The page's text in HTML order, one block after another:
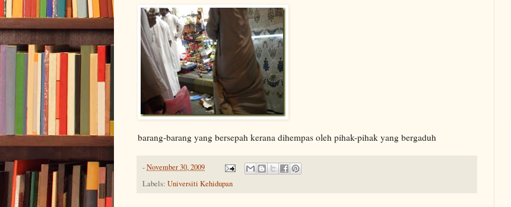
barang-barang yang bersepah kerana dihempas oleh pihak-pihak yang bergaduh
-November 30, 2009
Labels: Universiti Kehidupan